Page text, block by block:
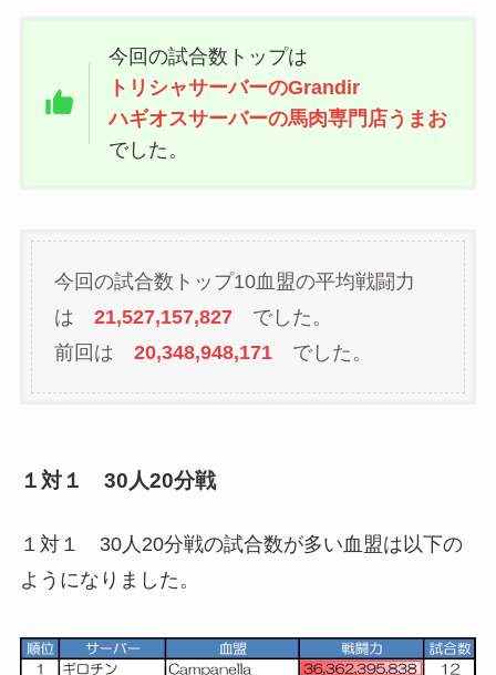
今回の試合数トップは
トリシャサーバーのGrandir
ハギオスサーバーの馬肉専門店うまお
でした。
今回の試合数トップ10血盟の平均戦闘力
は 21,527,157,827でした。
前回は 20,348,948,171でした。
１対１ 30人20分戦
１対１ 30人20分戦の試合数が多い血盟は以下の
ようになりました。